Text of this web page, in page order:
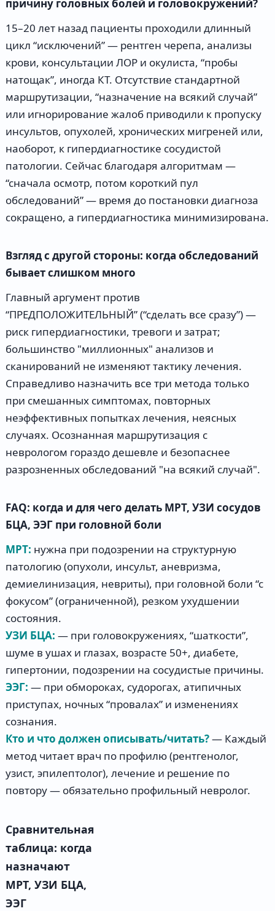
причину головных болей и головокружений?
15–20 лет назад пациенты проходили длинный
цикл “исключений” — рентген черепа, анализы
крови, консультации ЛОР и окулиста, “пробы
натощак”, иногда КТ. Отсутствие стандартной
маршрутизации, “назначение на всякий случай”
или игнорирование жалоб приводили к пропуску
инсультов, опухолей, хронических мигреней или,
наоборот, к гипердиагностике сосудистой
патологии. Сейчас благодаря алгоритмам —
“сначала осмотр, потом короткий пул
обследований” — время до постановки диагноза
сокращено, а гипердиагностика минимизирована.
Взгляд с другой стороны: когда обследований
бывает слишком много
Главный аргумент против
“ПРЕДПОЛОЖИТЕЛЬНЫЙ” (“сделать все сразу”) —
риск гипердиагностики, тревоги и затрат;
большинство "миллионных" анализов и
сканирований не изменяют тактику лечения.
Справедливо назначить все три метода только
при смешанных симптомах, повторных
неэффективных попытках лечения, неясных
случаях. Осознанная маршрутизация с
неврологом гораздо дешевле и безопаснее
разрозненных обследований "на всякий случай".
FAQ: когда и для чего делать МРТ, УЗИ сосудов
БЦА, ЭЭГ при головной боли
МРТ: нужна при подозрении на структурную
патологию (опухоли, инсульт, аневризма,
демиелинизация, невриты), при головной боли “с
фокусом” (ограниченной), резком ухудшении
состояния.
УЗИ БЦА: — при головокружениях, “шаткости”,
шуме в ушах и глазах, возрасте 50+, диабете,
гипертонии, подозрении на сосудистые причины.
ЭЭГ: — при обмороках, судорогах, атипичных
приступах, ночных “провалах” и изменениях
сознания.
Кто и что должен описывать/читать?— Каждый
метод читает врач по профилю (рентгенолог,
узист, эпилептолог), лечение и решение по
повтору — обязательно профильный невролог.
Сравнительная
таблица: когда
назначают
МРТ, УЗИ БЦА,
ЭЭГ